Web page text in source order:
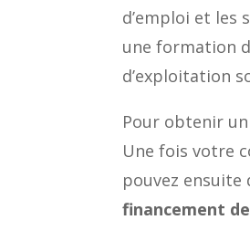
d’emploi et les
une formation
d’exploitation
Pour obtenir
Une fois votre
pouvez ensuite
financement